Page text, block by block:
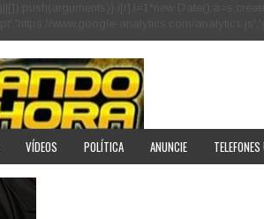
VÍDEOS POLÍTICA ANUNCIE